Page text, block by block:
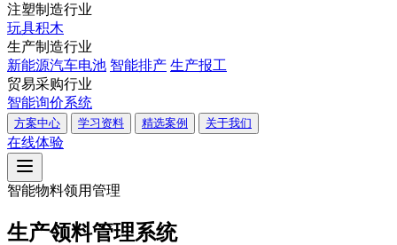
注塑制造行业
玩具积木
生产制造行业
新能源汽车电池 智能排产 生产报工
贸易采购行业
智能询价系统
方案中心 学习资料 精选案例 关于我们
在线体验
智能物料领用管理
生产领料管理系统